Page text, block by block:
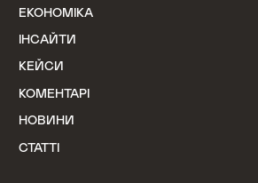
ЕКОНОМІКА
ІНСАЙТИ
КЕЙСИ
КОМЕНТАРІ
НОВИНИ
СТАТТІ